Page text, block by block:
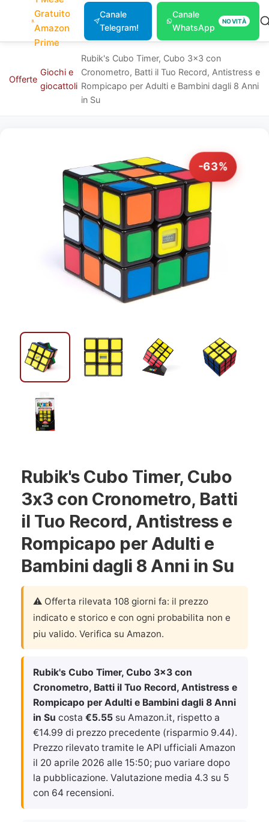
Gratuito
Amazon
Prime
Canale
Telegram!
Canale
WhatsApp
NOVITÀ
Offerte
Giochi e
giocattoli
Rubik's Cubo Timer, Cubo 3x3 con
Cronometro, Batti il Tuo Record, Antistress e
Rompicapo per Adulti e Bambini dagli 8 Anni
in Su
-63%
Rubik's Cubo Timer, Cubo
3x3 con Cronometro, Batti
il Tuo Record, Antistress e
Rompicapo per Adulti e
Bambini dagli 8 Anni in Su
⚠️ Offerta rilevata 108 giorni fa: il prezzo
indicato e storico e con ogni probabilita non e
piu valido. Verifica su Amazon.
Rubik's Cubo Timer, Cubo 3x3 con
Cronometro, Batti il Tuo Record, Antistress e
Rompicapo per Adulti e Bambini dagli 8 Anni
in Su costa €5.55 su Amazon.it, rispetto a
€14.99 di prezzo precedente (risparmio 9.44).
Prezzo rilevato tramite le API ufficiali Amazon
il 20 aprile 2026 alle 15:50; puo variare dopo
la pubblicazione. Valutazione media 4.3 su 5
con 64 recensioni.